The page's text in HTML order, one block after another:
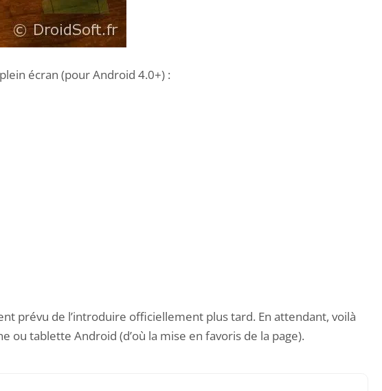
écran (pour Android 4.0+) :
prévu de l’introduire officiellement plus tard. En attendant, voilà
tablette Android (d’où la mise en favoris de la page).